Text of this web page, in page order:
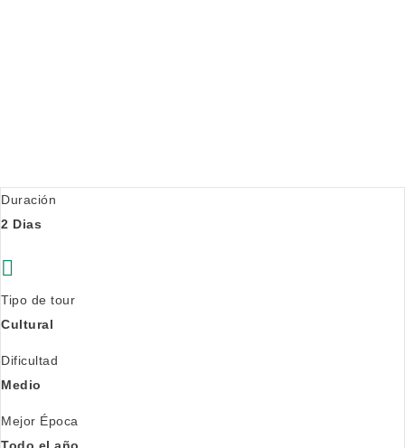
Duración
2 Dias
Tipo de tour
Cultural
Dificultad
Medio
Mejor Época